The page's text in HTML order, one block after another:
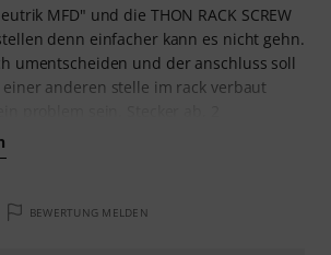
MFD" und die THON RACK SCREW
denn einfacher kann es nicht gehn.
umentscheiden und der anschluss soll
anderen stelle im rack verbaut
BEWERTUNG MELDEN